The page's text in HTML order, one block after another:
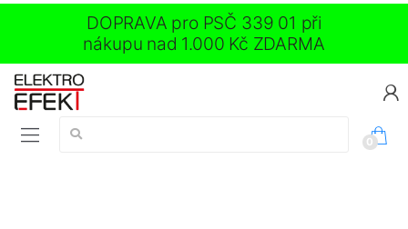
DOPRAVA pro PSČ 339 01 při
nákupu nad 1.000 Kč ZDARMA
Vyhledávání:
0